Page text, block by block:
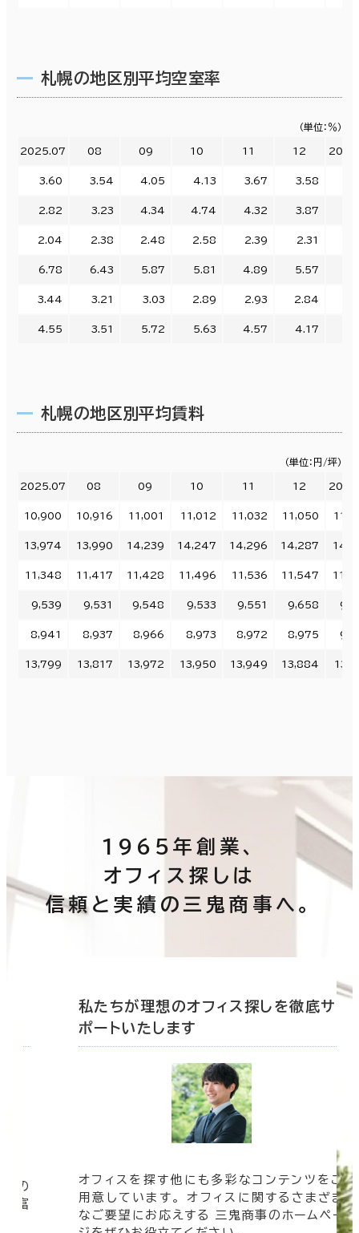
札幌の地区別平均空室率
（単位：％）
2025.07 08 09 10 11 12
3.60 3.54 4.05 4.13 3.67 3.58
2.82 3.23 4.34 4.74 4.32 3.87
2.04 2.38 2.48 2.58 2.39 2.31
6.78 6.43 5.87 5.81 4.89 5.57
3.44 3.21 3.03 2.89 2.93 2.84
4.55 3.51 5.72 5.63 4.57 4.17
札幌の地区別平均賃料
（単位：円/坪）
2025.07 08 09 10 11 12
10,900 10,916 11,001 11,012 11,032 11,050
13,974 13,990 14,239 14,247 14,296 14,287
11,348 11,417 11,428 11,496 11,536 11,547
9,539 9,531 9,548 9,533 9,551 9,658
8,941 8,937 8,966 8,973 8,972 8,975
13,799 13,817 13,972 13,950 13,949 13,884
1965年創業、
オフィス探しは
信頼と実績の三鬼商事へ。
の
豊富
私たちが理想のオフィス探しを徹底サ
ポートいたします
オフィスを探す他にも多彩なコンテンツをご
用意しています。 オフィスに関するさまざま
なご要望にお応えする 三鬼商事のホームペー